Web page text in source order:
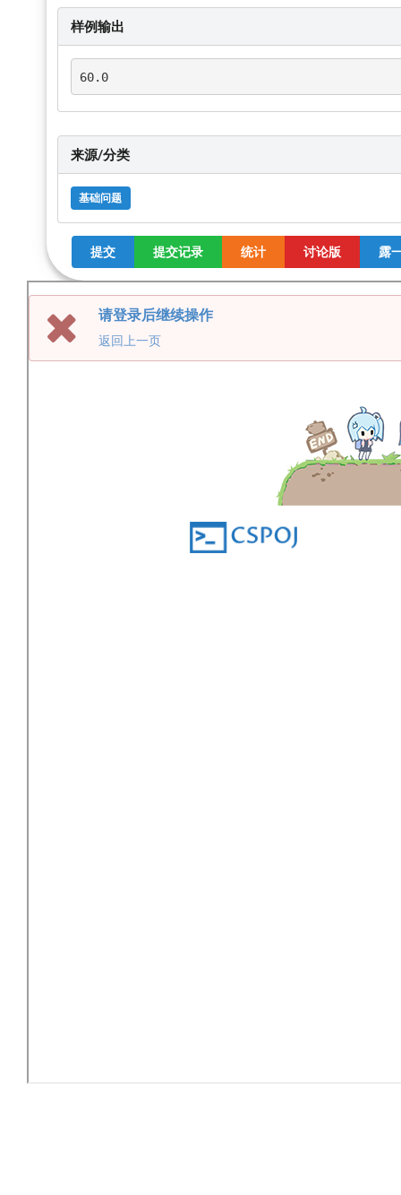
样例输出
60.0
来源/分类
基础问题
提交 提交记录 统计 讨论版 露